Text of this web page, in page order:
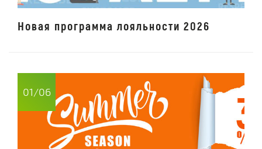
Новая программа лояльности 2026
01/06